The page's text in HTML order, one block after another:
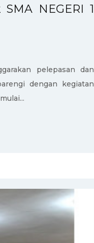
SMA NEGERI 1
pelepasan dan
dengan kegiatan